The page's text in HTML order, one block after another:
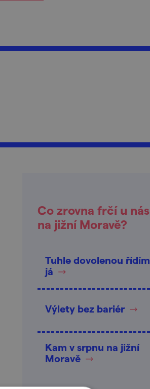
Co zrovna frčí u nás
na jižní Moravě?
Tuhle dovolenou řídím
já
Výlety bez bariér
Kam v srpnu na jižní
Moravě